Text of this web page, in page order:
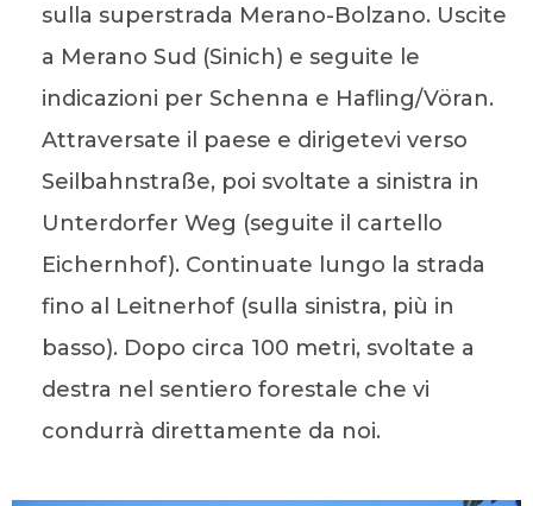
sulla superstrada Merano-Bolzano. Uscite
a Merano Sud (Sinich) e seguite le
indicazioni per Schenna e Hafling/Vöran.
Attraversate il paese e dirigetevi verso
Seilbahnstraße, poi svoltate a sinistra in
Unterdorfer Weg (seguite il cartello
Eichernhof). Continuate lungo la strada
fino al Leitnerhof (sulla sinistra, più in
basso). Dopo circa 100 metri, svoltate a
destra nel sentiero forestale che vi
condurrà direttamente da noi.